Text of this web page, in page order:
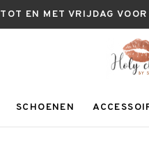
EN MET VRIJDAG
SCHOENEN